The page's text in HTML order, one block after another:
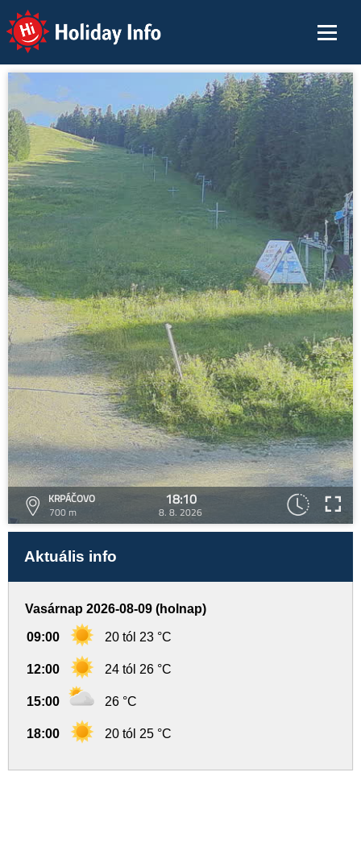
Holiday Info
KRPÁČOVO
700 m
18:10
8. 8. 2026
Aktuális info
Vasárnap 2026-08-09 (holnap)
09:00 20 tól 23 °C
12:00 24 tól 26 °C
15:00 26 °C
18:00 20 tól 25 °C